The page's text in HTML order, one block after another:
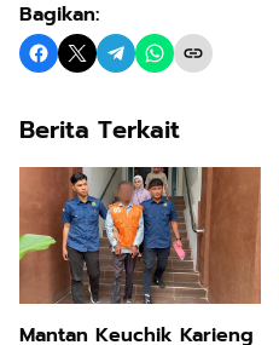
Bagikan:
Berita Terkait
Mantan Keuchik Karieng